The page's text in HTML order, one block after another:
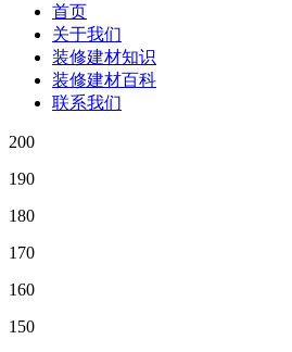
首页
关于我们
装修建材知识
装修建材百科
联系我们
200
190
180
170
160
150